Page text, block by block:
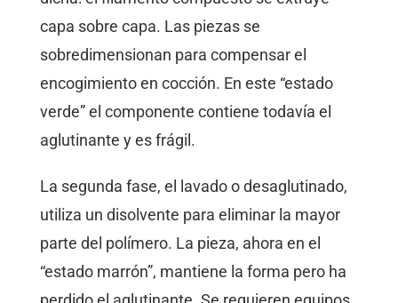
capa sobre capa. Las piezas se
sobredimensionan para compensar el
encogimiento en cocción. En este “estado
verde” el componente contiene todavía el
aglutinante y es frágil.
La segunda fase, el lavado o desaglutinado,
utiliza un disolvente para eliminar la mayor
parte del polímero. La pieza, ahora en el
“estado marrón”, mantiene la forma pero ha